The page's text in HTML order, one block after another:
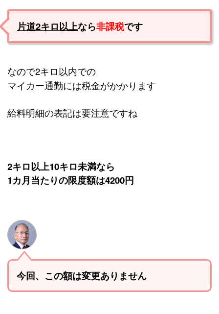
片道2キロ以上なら非課税です
なので2キロ以内での
マイカー通勤には税金がかかります
給料明細の表記は要注意ですね
2キロ以上10キロ未満なら
1カ月当たりの限度額は4200円
今回、この額は変更ありません